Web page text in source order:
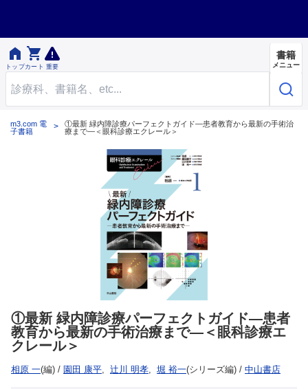

トップ

カート 重要
書籍
メニュー
m3.com 電
子書籍
①最新 緑内障診療パーフェクトガイド―患者教育から最新の手術治
療まで―＜眼科診療エクレール＞
①最新 緑内障診療パーフェクトガイド―患者
教育から最新の手術治療まで―＜眼科診療エ
クレール＞
相原 一(編) / 園田 康平, 辻川 明孝, 堀 裕一(シリーズ編) / 中山書店